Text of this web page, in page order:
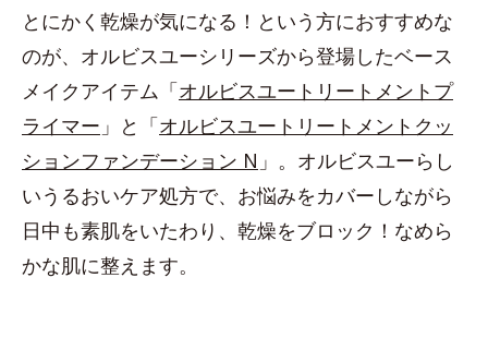
とにかく乾燥が気になる！という方におすすめな
のが、オルビスユーシリーズから登場したベース
メイクアイテム「オルビスユートリートメントプ
ライマー 」と「オルビスユートリートメントクッ
ションファンデーション N 」。オルビスユーらし
いうるおいケア処方で、お悩みをカバーしながら
日中も素肌をいたわり、乾燥をブロック！なめら
かな肌に整えます。